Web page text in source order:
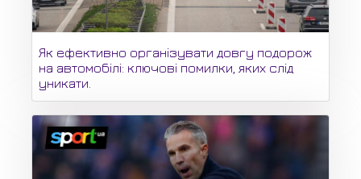
Як ефективно організувати довгу подорож
на автомобілі: ключові помилки, яких слід
уникати.